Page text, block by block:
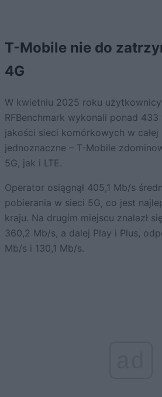
T-Mobile nie do
4G
W kwietniu 2025 roku
RFBenchmark wykonali ponad
jakości sieci komórkowych w całej
jednoznaczne – T-Mobile
5G, jak i LTE.
Operator osiągnął 405,1 Mb/s
pobierania w sieci 5G, co jest
kraju. Na drugim miejscu znalazł
360,2 Mb/s, a dalej Play i Plus,
Mb/s i 130,1 Mb/s.